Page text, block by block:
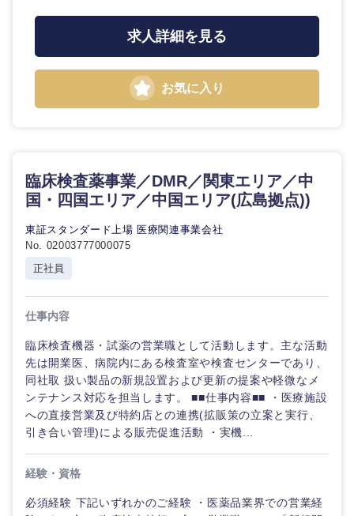
鹿児島県 沖縄県
海外
求人詳細を見る
お気に入り
臨床検査薬事業／DMR／関東エリア／中
国・四国エリア／中国エリア(広島拠点))
東証スタンダード上場 医療関連事業会社
No. 02003777000075
正社員
仕事内容
臨床検査機器・試薬の営業職として活動します。主な活動
先は開業医、病院内にある検査室や検査センターであり、
同社取 扱い製品の新規設置および更新の提案や軽微なメ
ンテナンス対応を担当します。 ■■仕事内容■■ ・医療施設
への直接営業及び特約店との連携(拡販策の立案と実行、
引き合い管理)による販売促進活動 ・実機...
経験・資格
必須経験 下記いずれかのご経験 ・医薬品業界での営業経